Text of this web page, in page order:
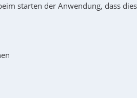
starten der Anwendung, dass